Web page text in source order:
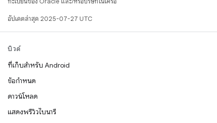
อัปเดตล่าสุด 2025-07-27 UTC
บิวด์
ที่เก็บสำหรับ Android
ข้อกำหนด
ดาวน์โหลด
แสดงพรีวิวไบนารี